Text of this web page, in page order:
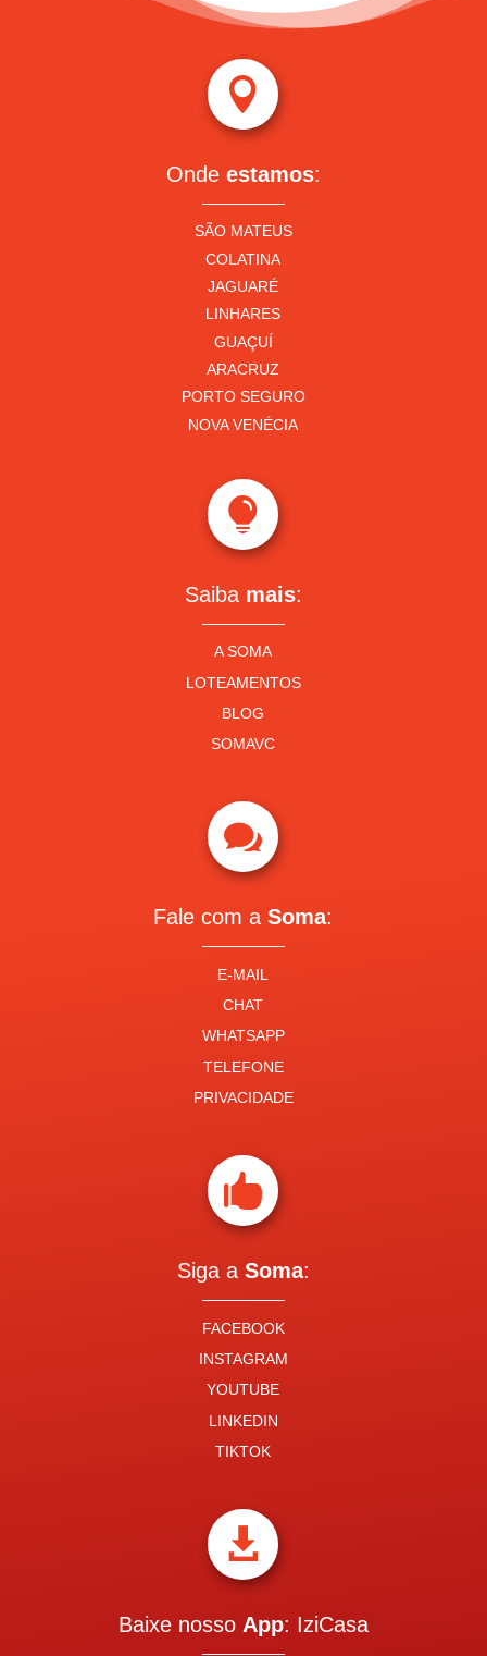

Onde estamos:
SÃO MATEUS
COLATINA
JAGUARÉ
LINHARES
GUAÇUÍ
ARACRUZ
PORTO SEGURO
NOVA VENÉCIA

Saiba mais:
A SOMA
LOTEAMENTOS
BLOG
SOMAVC

Fale com aSoma:
E-MAIL
CHAT
WHATSAPP
TELEFONE
PRIVACIDADE

Siga a Soma:
FACEBOOK
INSTAGRAM
YOUTUBE
LINKEDIN
TIKTOK

Baixe nosso App: IziCasa